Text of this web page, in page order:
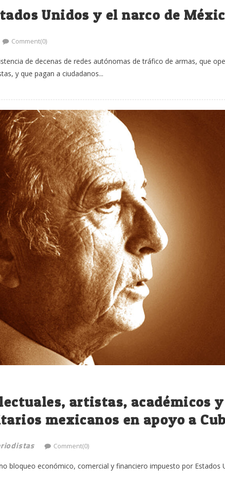
Unidos y el narco de
Comment(0)
de decenas de redes autónomas de tráfico de armas, que
y que pagan a ciudadanos...
artistas, académicos y
mexicanos en apoyo a
Comment(0)
bloqueo económico, comercial y financiero impuesto por Estados